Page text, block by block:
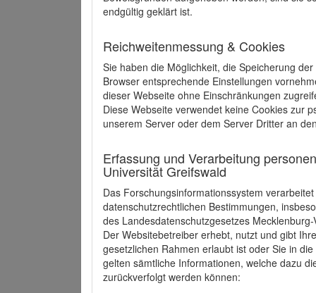
endgültig geklärt ist.
Reichweitenmessung & Cookies
Sie haben die Möglichkeit, die Speicherung
Browser entsprechende Einstellungen
dieser Webseite ohne Einschränkungen
Diese Webseite verwendet keine Cookies zur
unserem Server oder dem Server Dritter an
Erfassung und Verarbeitung
Universität Greifswald
Das Forschungsinformationssystem
datenschutzrechtlichen Bestimmungen,
des Landesdatenschutzgesetzes
Der Websitebetreiber erhebt, nutzt und gibt
gesetzlichen Rahmen erlaubt ist oder Sie in
gelten sämtliche Informationen, welche dazu
zurückverfolgt werden können: